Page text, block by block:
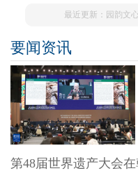
最近更新：园韵文
要闻资讯
第48届世界遗产大会